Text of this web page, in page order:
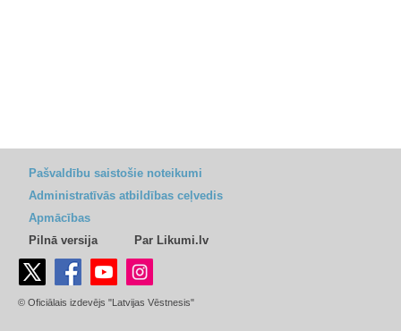
Pašvaldību saistošie noteikumi
Administratīvās atbildības ceļvedis
Apmācības
Pilnā versija
Par Likumi.lv
© Oficiālais izdevējs "Latvijas Vēstnesis"